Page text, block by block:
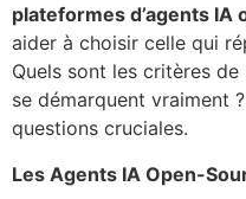
plateformes d’agents IA
aider à choisir celle qui
Quels sont les critères
se démarquent vraiment
questions cruciales.
Les Agents IA Open-